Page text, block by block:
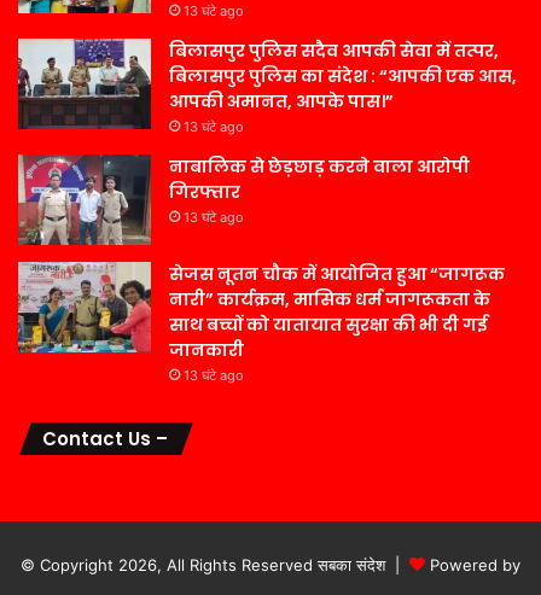
13 घंटे ago
बिलासपुर पुलिस सदैव आपकी सेवा में तत्पर,
बिलासपुर पुलिस का संदेश : “आपकी एक आस,
आपकी अमानत, आपके पास।”
13 घंटे ago
नाबालिक से छेड़छाड़ करने वाला आरोपी
गिरफ्तार
13 घंटे ago
सेजस नूतन चौक में आयोजित हुआ “जागरूक
नारी” कार्यक्रम, मासिक धर्म जागरूकता के
साथ बच्चों को यातायात सुरक्षा की भी दी गई
जानकारी
13 घंटे ago
Contact Us –
© Copyright 2026, All Rights Reserved सबका संदेश |
Powered by